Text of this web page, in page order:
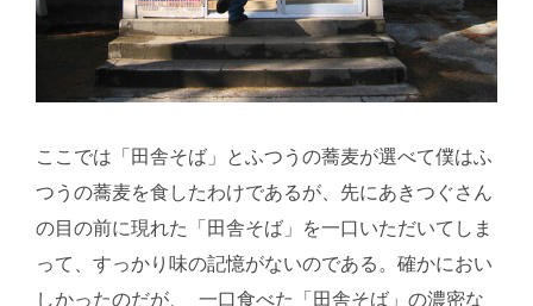
ここでは「田舎そば」とふつうの蕎麦が選べて僕はふ
つうの蕎麦を食したわけであるが、先にあきつぐさん
の目の前に現れた「田舎そば」を一口いただいてしま
って、すっかり味の記憶がないのである。確かにおい
しかったのだが、_一口食べた「田舎そば」の濃密な